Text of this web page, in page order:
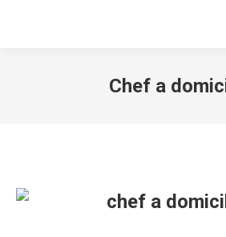
Chef a